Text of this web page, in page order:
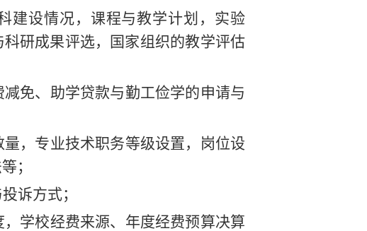
建设情况，课程与教学计划，实验
研成果评选，国家组织的教学评估
减免、助学贷款与勤工俭学的申请与
量，专业技术职务等级设置，岗位设
；
诉方式；
，学校经费来源、年度经费预算决算